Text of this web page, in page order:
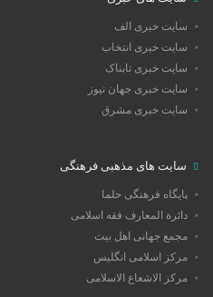
سایت خبری الف
سایت خبری انتخاب
سایت خبری تابناک
سایت خبری جهان نیوز
سایت خبری مشرق
سایت های مذهبی فرهنگی
پایگاه فرهنگی حلما
دائرة المعارف فقه اسلامی
مجمع جهانی اهل بیت
مرکز اسلامی انگلیس
مرکز الاشعاع الاسلامی